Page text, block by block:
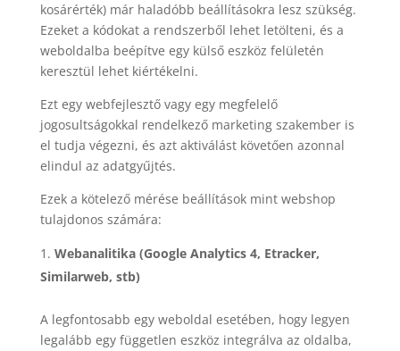
kosárérték) már haladóbb beállításokra lesz szükség.
Ezeket a kódokat a rendszerből lehet letölteni, és a
weboldalba beépítve egy külső eszköz felületén
keresztül lehet kiértékelni.
Ezt egy webfejlesztő vagy egy megfelelő
jogosultságokkal rendelkező marketing szakember is
el tudja végezni, és azt aktiválást követően azonnal
elindul az adatgyűjtés.
Ezek a kötelező mérése beállítások mint webshop
tulajdonos számára:
Webanalitika (Google Analytics 4, Etracker,
Similarweb, stb)
A legfontosabb egy weboldal esetében, hogy legyen
legalább egy független eszköz integrálva az oldalba,